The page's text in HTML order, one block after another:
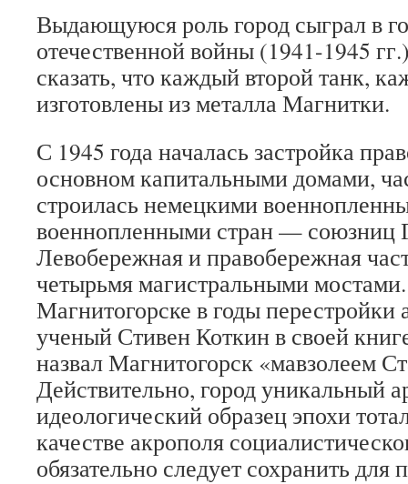
Выдающуюся роль город сыграл в
отечественной войны (1941-1945
сказать, что каждый второй танк,
изготовлены из металла Магнитки.
С 1945 года началась застройка
основном капитальными домами,
строилась немецкими
военнопленными стран — союзниц
Левобережная и правобережная
четырьмя магистральными
Магнитогорске в годы перестройки
ученый Стивен Коткин в своей
назвал Магнитогорск «мавзолеем
Действительно, город уникальный
идеологический образец эпохи
качестве акрополя
обязательно следует сохранить для